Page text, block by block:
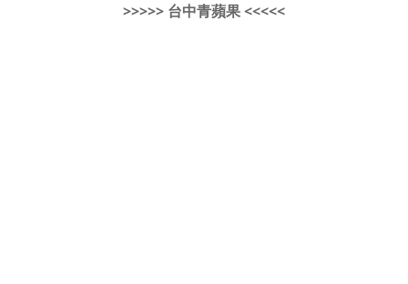
>>>>> 台中青蘋果 <<<<<